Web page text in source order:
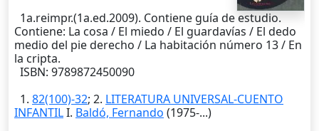
1a.reimpr.(1a.ed.2009). Contiene guía de estudio.
Contiene: La cosa / El miedo / El guardavías / El dedo
medio del pie derecho / La habitación número 13 / En
la cripta.
ISBN: 9789872450090
1. 82(100)-32; 2. LITERATURA UNIVERSAL-CUENTO
INFANTILI. Baldó, Fernando (1975-...)